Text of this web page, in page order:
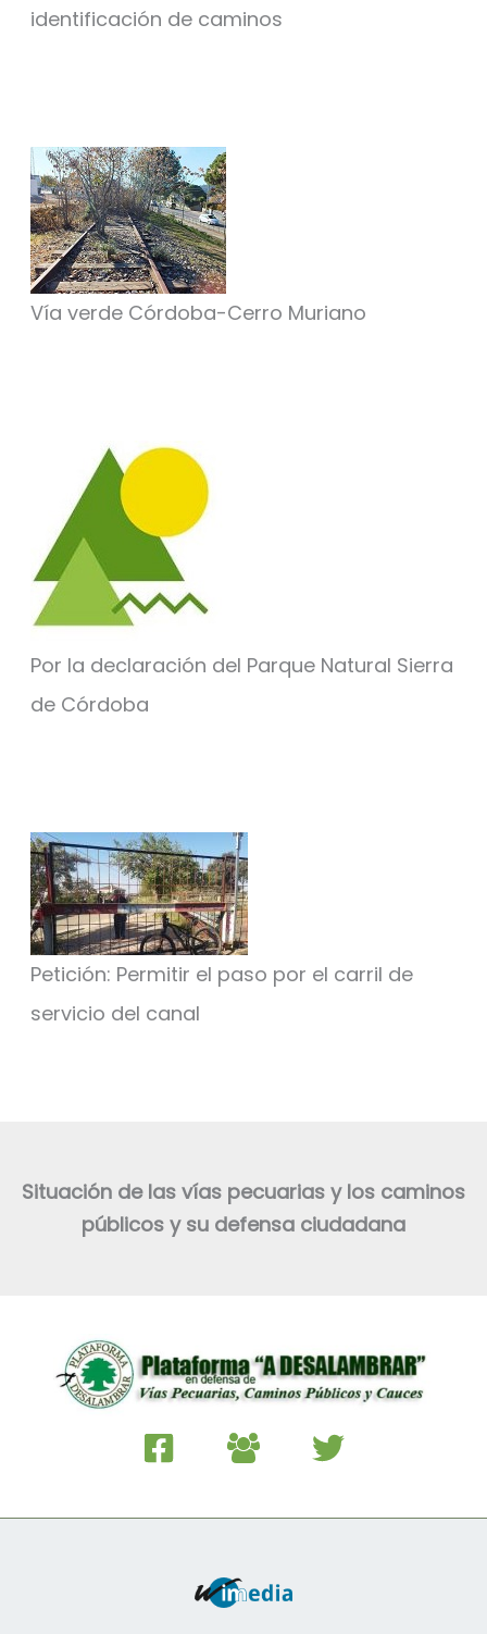
identificación de caminos
Vía verde Córdoba-Cerro Muriano
Por la declaración del Parque Natural Sierra
de Córdoba
Petición: Permitir el paso por el carril de
servicio del canal
Situación de las vías pecuarias y los caminos
públicos y su defensa ciudadana